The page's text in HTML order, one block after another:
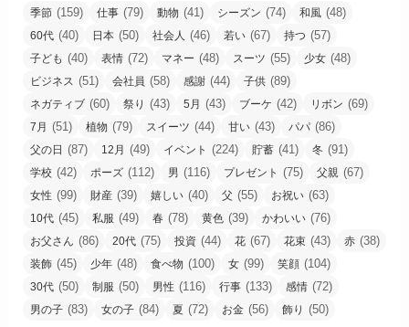
季節 (159) 仕事 (79) 動物 (41) シーズン (74) 和風 (48)
60代 (40) 日本 (50) 社会人 (46) 若い (67) 持つ (57)
子ども (40) 表情 (72) マネー (48) スーツ (55) 少女 (48)
ビジネス (51) 会社員 (58) 感謝 (44) 子供 (89)
ネガティブ (60) 祭り (43) 5月 (43) ブーケ (42) リボン (69)
7月 (51) 植物 (79) スイーツ (44) 甘い (43) パパ (86)
父の日 (87) 12月 (49) イベント (224) 貯蓄 (41) 冬 (91)
学校 (42) ポーズ (112) 男 (116) プレゼント (75) 父親 (67)
女性 (99) 財産 (39) 嬉しい (40) 父 (55) お祝い (63)
10代 (45) 私服 (49) 春 (78) 黄色 (39) かわいい (76)
お父さん (86) 20代 (75) 投資 (44) 花 (67) 花束 (43) 赤 (38)
装飾 (45) 少年 (48) 食べ物 (100) 女 (99) 笑顔 (104)
30代 (50) 制服 (50) 男性 (116) 行事 (133) 感情 (72)
男の子 (83) 女の子 (84) 夏 (72) お金 (56) 飾り (50)